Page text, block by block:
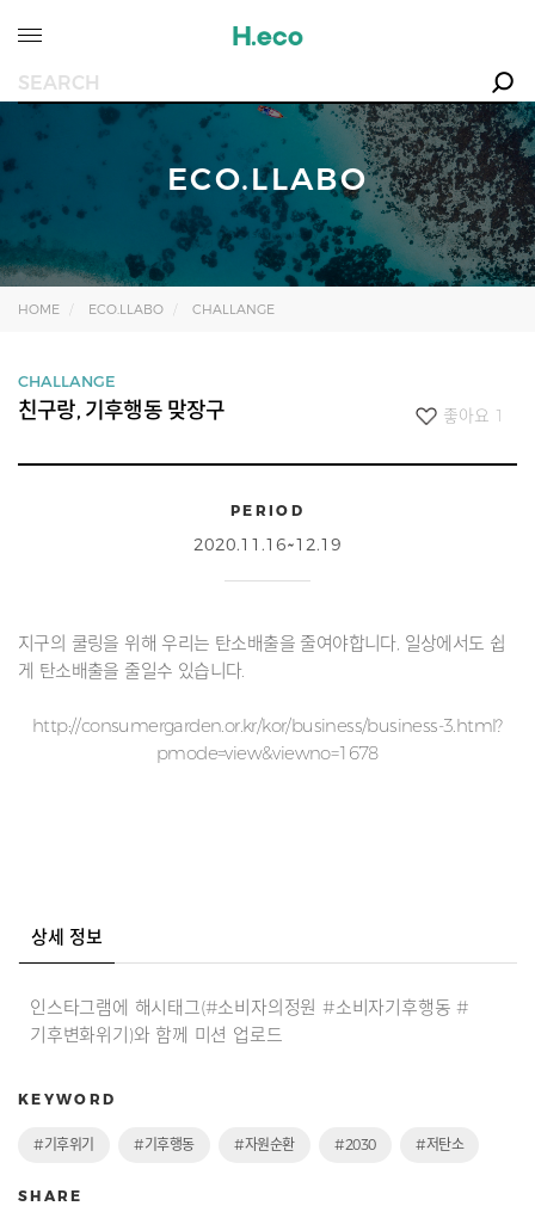
ECO.LLABO
HOME ECO.LLABO CHALLANGE
CHALLANGE
친구랑, 기후행동 맞장구 좋아요 1
PERIOD
2020.11.16~12.19
지구의 쿨링을 위해 우리는 탄소배출을 줄여야합니다, 일상에서도 쉽
게 탄소배출을 줄일수 있습니다.
http://consumergarden.or.kr/kor/business/business-3.html?
pmode=view&viewno=1678
상세 정보
인스타그램에 해시태그(#소비자의정원 #소비자기후행동 #
기후변화위기)와 함께 미션 업로드
KEYWORD
#기후위기 #기후행동 #자원순환 #2030 #저탄소
SHARE